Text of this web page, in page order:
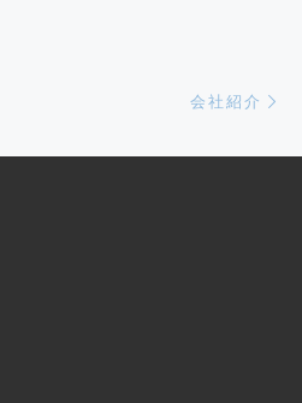
会社紹介